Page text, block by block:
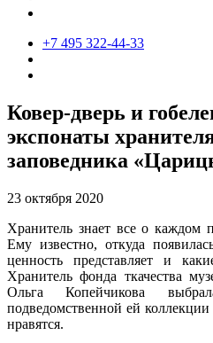
+7 495 322-44-33
Ковер-дверь и
экспонаты
заповедника
23 октября 2020
Хранитель знает все о каждом
Ему известно, откуда
ценность представляет и
Хранитель фонда ткачества
Ольга Копейчикова
подведомственной ей
нравятся.